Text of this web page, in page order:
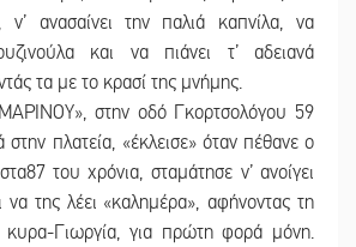
ν’ ανασαίνει την παλιά καπνίλα, να
και να πιάνει τ’ αδειανά
τα με το κρασί της μνήμης.
στην οδό Γκορτσολόγου 59
πλατεία, «έκλεισε» όταν πέθανε ο
του χρόνια, σταμάτησε ν’ ανοίγει
να της λέει «καλημέρα», αφήνοντας τη
κυρα-Γιωργία, για πρώτη φορά μόνη.